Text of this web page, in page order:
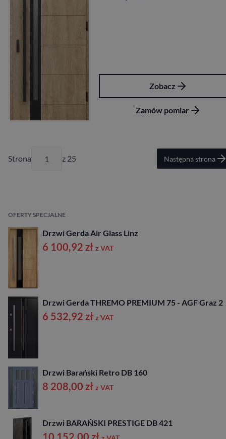
Zobacz
Zamów pomiar
Strona z 25 Następna strona
OFERTY SPECJALNE
Drzwi Gerda Air Glass Linz
6 100,92 zł z VAT
Drzwi Gerda THREMO PREMIUM 75 - AGF Graz 2
6 532,92 zł z VAT
Drzwi Barański Retro DB 160
8 208,00 zł z VAT
Drzwi BARAŃSKI PRESTIGE DB 421
10 152,00 zł